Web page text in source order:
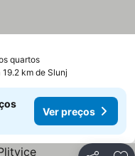
quartos
km de Slunj
Ver preços